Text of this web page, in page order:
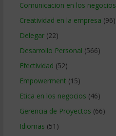
Comunicacion en los negocios
Creatividad en la empresa (96)
Delegar(22)
Desarrollo Personal (566)
Efectividad (52)
Empowerment (15)
Etica en los negocios (46)
Gerencia de Proyectos (66)
Idiomas (51)